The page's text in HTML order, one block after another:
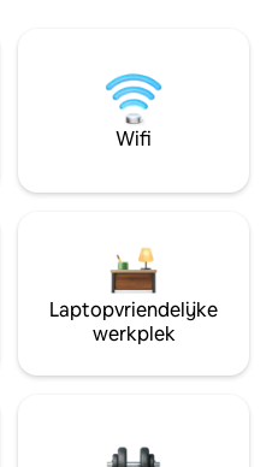
Wifi
Laptopvriendelijke
werkplek